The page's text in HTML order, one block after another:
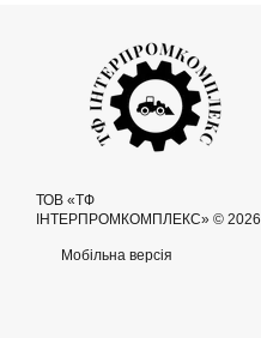
ТОВ «ТФ
ІНТЕРПРОМКОМПЛЕКС» © 2026
Мобільна версія